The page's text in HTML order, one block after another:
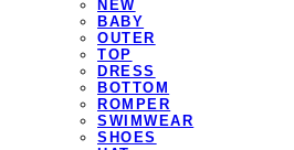
NEW
BABY
OUTER
TOP
DRESS
BOTTOM
ROMPER
SWIMWEAR
SHOES